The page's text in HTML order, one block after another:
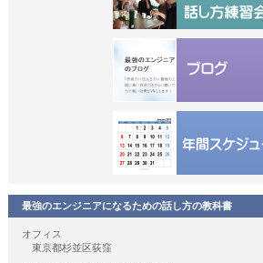
最強のエンジニアになるための話し方の教科書
オフィス
東京都杉並区荻窪